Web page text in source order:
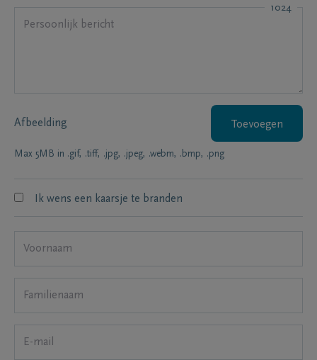
1024
Afbeelding Toevoegen
Max 5MB in .gif, .tiff, .jpg, .jpeg, .webm, .bmp, .png
Ik wens een kaarsje te branden